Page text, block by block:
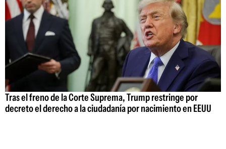
Tras el freno de la Corte Suprema, Trump restringe por
decreto el derecho a la ciudadanía por nacimiento en EEUU